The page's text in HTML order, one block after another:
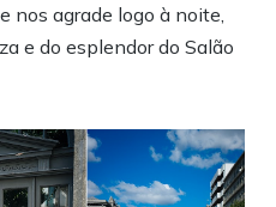
nos agrade logo à noite,
e do esplendor do Salão